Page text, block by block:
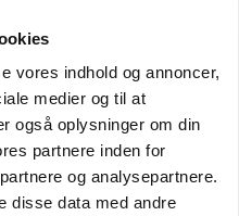
vores indhold og annoncer,
medier og til at
også oplysninger om din
partnere inden for
og analysepartnere.
disse data med andre